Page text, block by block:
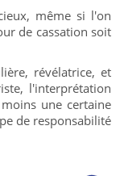
même si l'on
de cassation soit
révélatrice, et
l'interprétation
une certaine
de responsabilité